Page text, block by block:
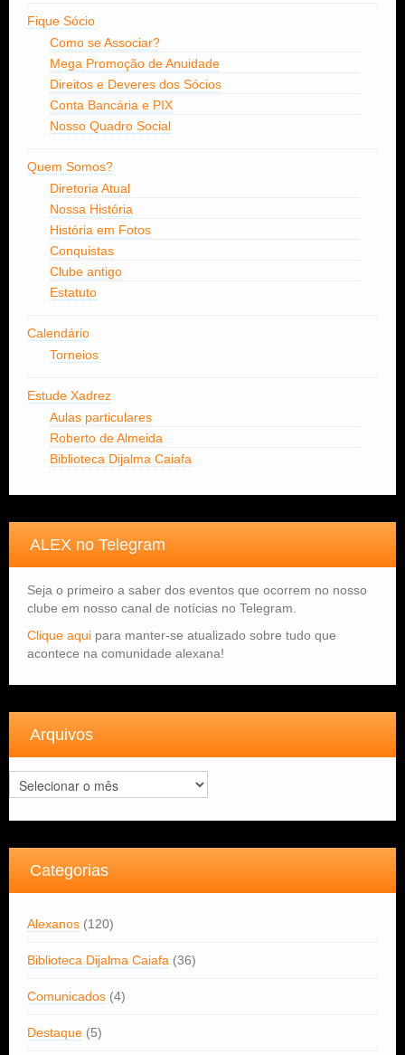
Fique Sócio
Como se Associar?
Mega Promoção de Anuidade
Direitos e Deveres dos Sócios
Conta Bancária e PIX
Nosso Quadro Social
Quem Somos?
Diretoria Atual
Nossa História
História em Fotos
Conquistas
Clube antigo
Estatuto
Calendário
Torneios
Estude Xadrez
Aulas particulares
Roberto de Almeida
Biblioteca Dijalma Caiafa
ALEX no Telegram
Seja o primeiro a saber dos eventos que ocorrem no nosso
clube em nosso canal de notícias no Telegram.
Clique aqui para manter-se atualizado sobre tudo que
acontece na comunidade alexana!
Arquivos
Arquivos
Categorias
Alexanos (120)
Biblioteca Dijalma Caiafa (36)
Comunicados (4)
Destaque (5)